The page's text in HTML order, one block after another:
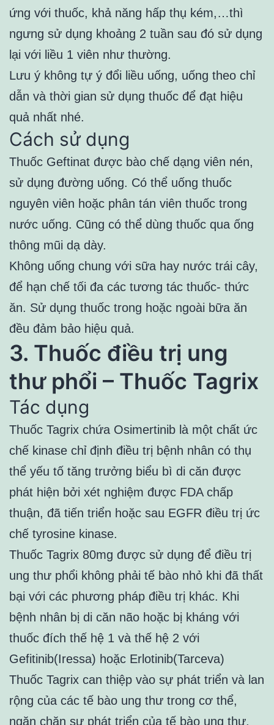
ứng với thuốc, khả năng hấp thụ kém,…thì
ngưng sử dụng khoảng 2 tuần sau đó sử dụng
lại với liều 1 viên như thường.
Lưu ý không tự ý đổi liều uống, uống theo chỉ
dẫn và thời gian sử dụng thuốc để đạt hiệu
quả nhất nhé.
Cách sử dụng
Thuốc Geftinat được bào chế dạng viên nén,
sử dụng đường uống. Có thể uống thuốc
nguyên viên hoặc phân tán viên thuốc trong
nước uống. Cũng có thể dùng thuốc qua ống
thông mũi dạ dày.
Không uống chung với sữa hay nước trái cây,
để hạn chế tối đa các tương tác thuốc- thức
ăn. Sử dụng thuốc trong hoặc ngoài bữa ăn
đều đảm bảo hiệu quả.
3. Thuốc điều trị ung
thư phổi – Thuốc Tagrix
Tác dụng
Thuốc Tagrix chứa Osimertinib là một chất ức
chế kinase chỉ định điều trị bệnh nhân có thụ
thể yếu tố tăng trưởng biểu bì di căn được
phát hiện bởi xét nghiệm được FDA chấp
thuận, đã tiến triển hoặc sau EGFR điều trị ức
chế tyrosine kinase.
Thuốc Tagrix 80mg được sử dụng để điều trị
ung thư phổi không phải tế bào nhỏ khi đã thất
bại với các phương pháp điều trị khác. Khi
bệnh nhân bị di căn não hoặc bị kháng với
thuốc đích thế hệ 1 và thế hệ 2 với
Gefitinib(Iressa) hoặc Erlotinib(Tarceva)
Thuốc Tagrix can thiệp vào sự phát triển và lan
rộng của các tế bào ung thư trong cơ thể,
ngăn chặn sự phát triển của tế bào ung thư.